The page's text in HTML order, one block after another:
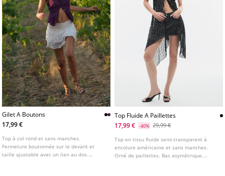
Gilet A Boutons
17,99 €
Top à col rond et sans manches.
Fermeture boutonnée sur le devant et
taille ajustable avec un lien au dos.
Top Fluide A Paillettes
17,99 €
-40% 29,99 €
Top en tissu fluide semi-transparent à
encolure américaine et sans manches.
Orné de paillettes. Bas asymétrique.